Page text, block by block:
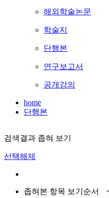
해외학술논문
학술지
단행본
연구보고서
공개강의
home
단행본
검색결과 좁혀 보기
선택해제
좁혀본 항목 보기순서